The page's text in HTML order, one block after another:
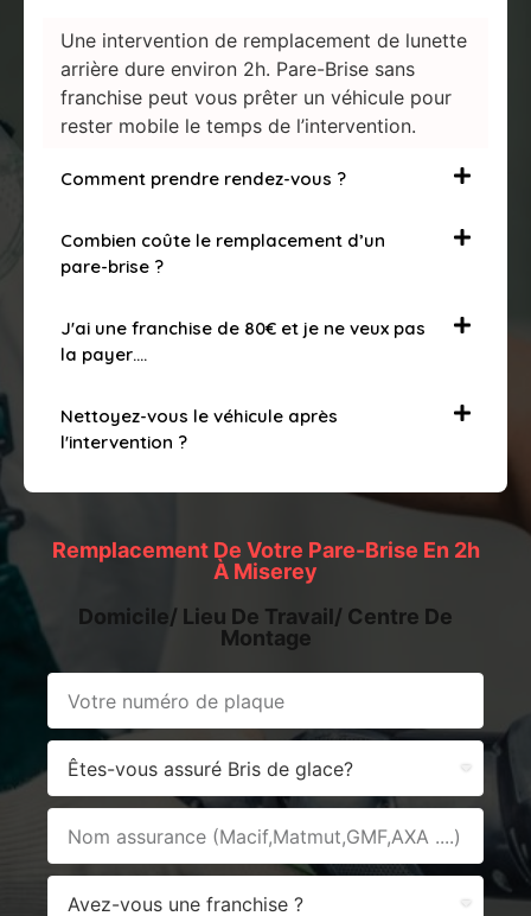
Une intervention de remplacement de lunette
arrière dure environ 2h. Pare-Brise sans
franchise peut vous prêter un véhicule pour
rester mobile le temps de l’intervention.
Comment prendre rendez-vous ?
Combien coûte le remplacement d’un
pare-brise ?
J'ai une franchise de 80€ et je ne veux pas
la payer….
Nettoyez-vous le véhicule après
l'intervention ?
Remplacement De Votre Pare-Brise En 2h
À Miserey
Domicile/ Lieu De Travail/ Centre De
Montage